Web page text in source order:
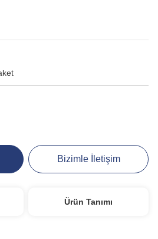
Bizimle İletişim
Ürün Tanımı